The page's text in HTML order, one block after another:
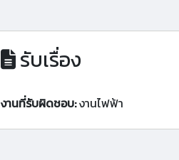
รับเรื่อง
งานที่รับผิดชอบ:งานไฟฟ้า